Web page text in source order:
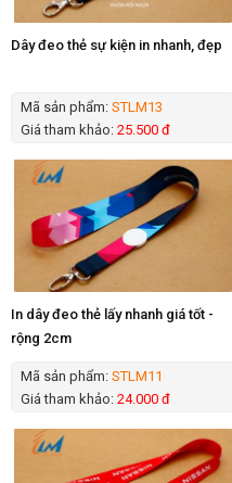
Dây đeo thẻ sự kiện in nhanh, đẹp
Mã sản phẩm: STLM13
Giá tham khảo: 25.500 đ
In dây đeo thẻ lấy nhanh giá tốt -
rộng 2cm
Mã sản phẩm: STLM11
Giá tham khảo: 24.000 đ